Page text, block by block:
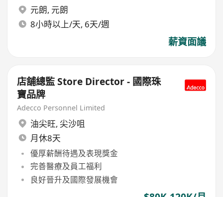
元朗, 元朗
8小時以上/天, 6天/週
薪資面議
店舖總監 Store Director - 國際珠
寶品牌
Adecco Personnel Limited
油尖旺, 尖沙咀
月休8天
優厚薪酬待遇及表現獎金
完善醫療及員工福利
良好晉升及國際發展機會